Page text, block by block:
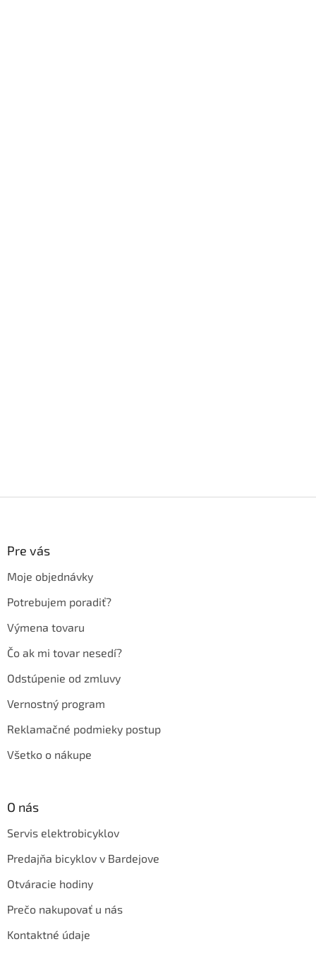
Pre vás
Moje objednávky
Potrebujem poradiť?
Výmena tovaru
Čo ak mi tovar nesedí?
Odstúpenie od zmluvy
Vernostný program
Reklamačné podmieky postup
Všetko o nákupe
O nás
Servis elektrobicyklov
Predajňa bicyklov v Bardejove
Otváracie hodiny
Prečo nakupovať u nás
Kontaktné údaje